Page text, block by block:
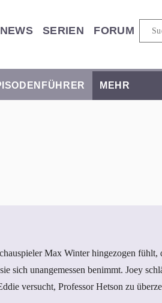
NEWS SERIEN FORUM
MEHR
Max Winter hingezogen fühlt,
sich unangemessen benimmt. Joey
versucht, Professor Hetson zu